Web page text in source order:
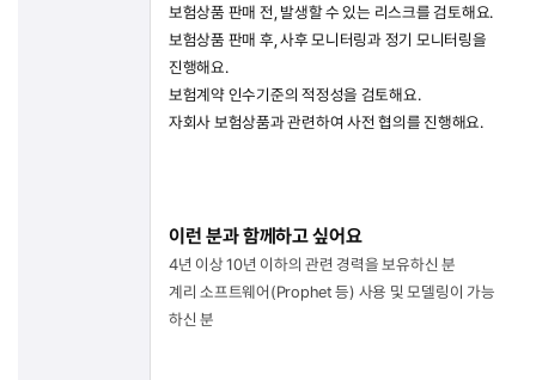
보험상품 판매 전, 발생할 수 있는 리스크를 검토해요.
보험상품 판매 후, 사후 모니터링과 정기 모니터링을
진행해요.
보험계약 인수기준의 적정성을 검토해요.
자회사 보험상품과 관련하여 사전 협의를 진행해요.
이런 분과 함께하고 싶어요
4년 이상 10년 이하의 관련 경력을 보유하신 분
계리 소프트웨어(Prophet 등) 사용 및 모델링이 가능
하신 분